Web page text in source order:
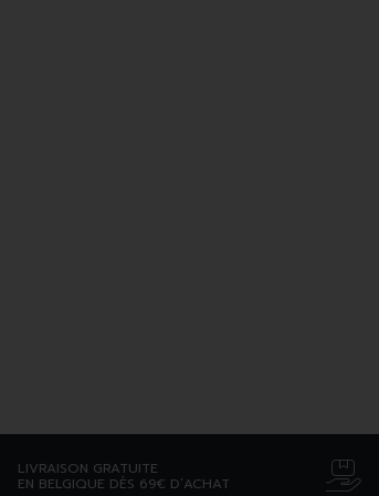
LIVRAISON GRATUITE
EN BELGIQUE DÈS 69€ D’ACHAT